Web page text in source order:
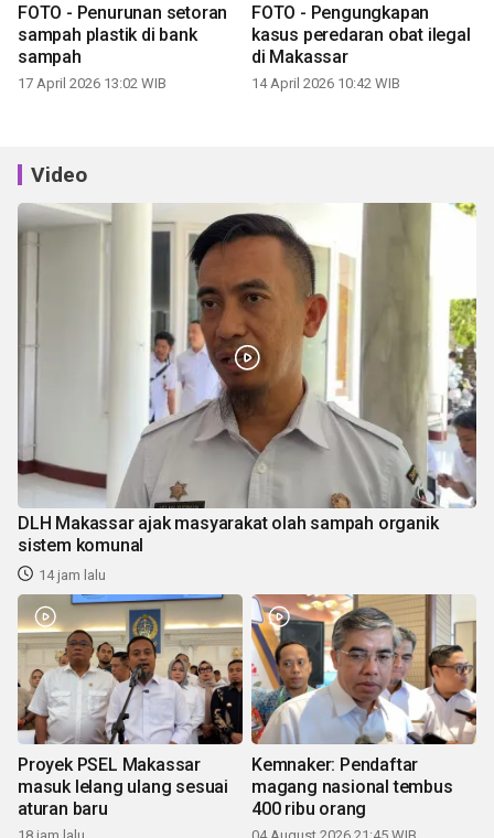
FOTO - Penurunan setoran
sampah plastik di bank
sampah
17 April 2026 13:02 WIB
FOTO - Pengungkapan
kasus peredaran obat ilegal
di Makassar
14 April 2026 10:42 WIB
Video
DLH Makassar ajak masyarakat olah sampah organik
sistem komunal
14 jam lalu
Proyek PSEL Makassar
masuk lelang ulang sesuai
aturan baru
Kemnaker: Pendaftar
magang nasional tembus
400 ribu orang